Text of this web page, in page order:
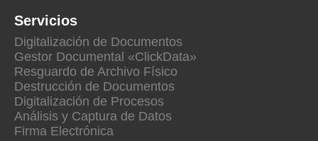
Servicios
Digitalización de Documentos
Gestor Documental «ClickData»
Resguardo de Archivo Físico
Destrucción de Documentos
Digitalización de Procesos
Análisis y Captura de Datos
Firma Electrónica